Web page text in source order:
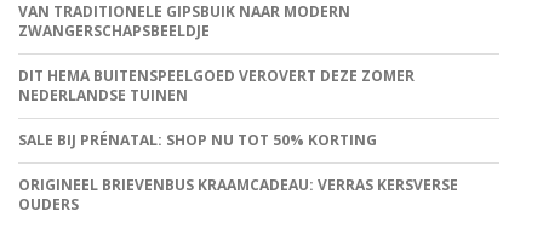
VAN TRADITIONELE GIPSBUIK NAAR MODERN
ZWANGERSCHAPSBEELDJE
DIT HEMA BUITENSPEELGOED VEROVERT DEZE ZOMER
NEDERLANDSE TUINEN
SALE BIJ PRÉNATAL: SHOP NU TOT 50% KORTING
ORIGINEEL BRIEVENBUS KRAAMCADEAU: VERRAS KERSVERSE
OUDERS